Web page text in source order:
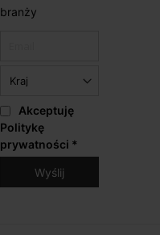
branży
Akceptuję
Politykę
prywatności *